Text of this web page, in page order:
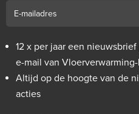
12 x per jaar een nieuwsbrief
e-mail van
Altijd op de hoogte van de
acties